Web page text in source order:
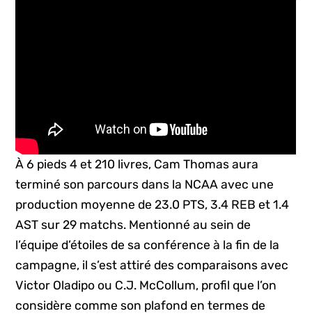
À 6 pieds 4 et 210 livres, Cam Thomas aura
terminé son parcours dans la NCAA avec une
production moyenne de 23.0 PTS, 3.4 REB et 1.4
AST sur 29 matchs. Mentionné au sein de
l’équipe d’étoiles de sa conférence à la fin de la
campagne, il s’est attiré des comparaisons avec
Victor Oladipo ou C.J. McCollum, profil que l’on
considère comme son plafond en termes de